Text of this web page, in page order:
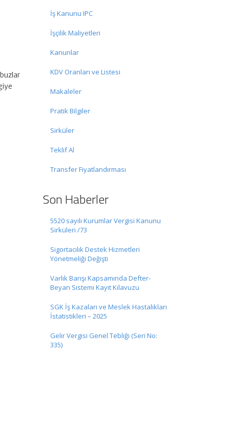
İş Kanunu IPC
İşçilik Maliyetleri
Kanunlar
KDV Oranları ve Listesi
Makaleler
Pratik Bilgiler
Sirküler
Teklif Al
Transfer Fiyatlandırması
Son Haberler
5520 sayılı Kurumlar Vergisi Kanunu
Sirküleri /73
Sigortacılık Destek Hizmetleri
Yönetmeliği Değişti
Varlık Barışı Kapsamında Defter-
Beyan Sistemi Kayıt Kılavuzu
SGK İş Kazaları ve Meslek Hastalıkları
İstatistikleri – 2025
Gelir Vergisi Genel Tebliği (Seri No:
335)